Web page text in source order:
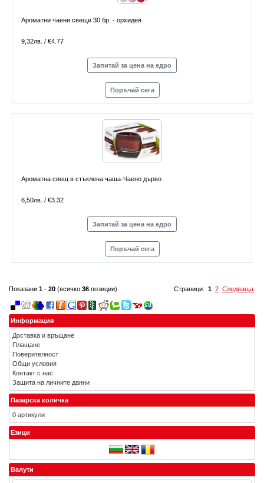
Ароматни чаени свещи 30 бр. - орхидея
9,32лв. / €4.77
Запитай за цена на едро
Поръчай сега
Ароматна свещ в стъклена чаша-Чаено дърво
6,50лв. / €3.32
Запитай за цена на едро
Поръчай сега
Страници: 1 2 Следваща
Показани 1 - 20 (всичко 36 позиции)
Информация
Доставка и връщане
Плащане
Поверителност
Общи условия
Контакт с нас
Защита на личните данни
Пазарска количка
0 артикули
Езици
Валути